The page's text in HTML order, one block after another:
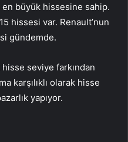
en büyük hissesine sahip.
hissesi var. Renault’nun
gündemde.
seviye farkından
karşılıklı olarak hisse
yapıyor.